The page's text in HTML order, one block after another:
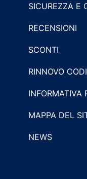
SICUREZZA E
RECENSIONI
SCONTI
RINNOVO
INFORMATIVA
MAPPA DEL
NEWS